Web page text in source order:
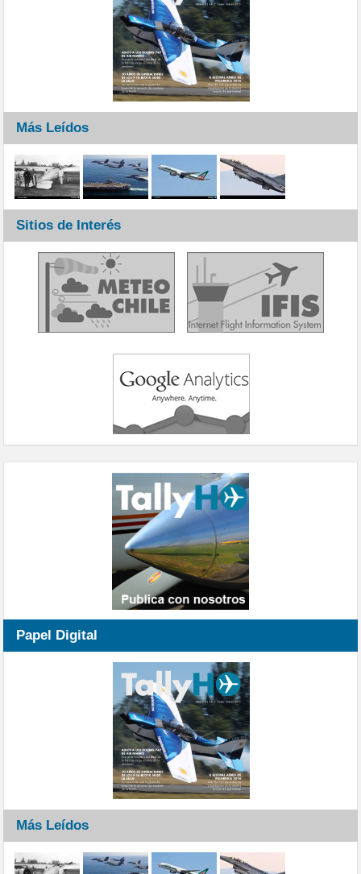
Más Leídos
Sitios de Interés
Papel Digital
Más Leídos